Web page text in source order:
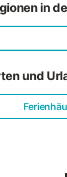
in
und